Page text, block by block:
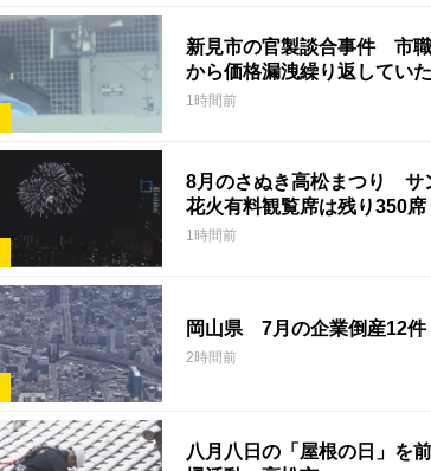
新見市の官製談合事件 市
から価格漏洩繰り返してい
1時間前
8月のさぬき高松まつり サ
花火有料観覧席は残り350
1時間前
岡山県 7月の企業倒産12
2時間前
八月八日の「屋根の日」を